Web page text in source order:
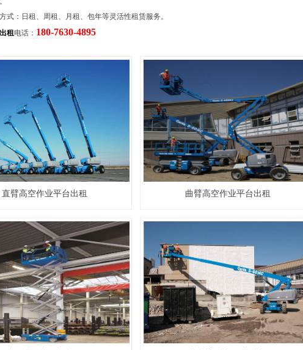
式：日租、周租、月租、包年等灵活性租赁服务。
租电话： 180-7630-4895
直臂高空作业平台出租 曲臂高空作业平台出租